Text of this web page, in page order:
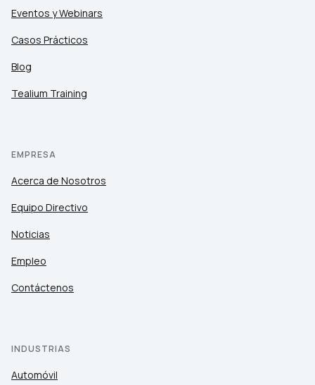
Eventos y Webinars
Casos Prácticos
Blog
Tealium Training
EMPRESA
Acerca de Nosotros
Equipo Directivo
Noticias
Empleo
Contáctenos
INDUSTRIAS
Automóvil